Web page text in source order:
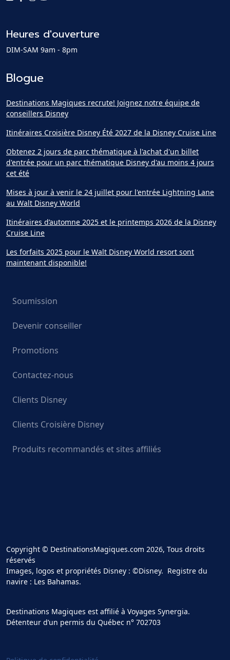
Heures d'ouverture
DIM-SAM 9am - 8pm
Blogue
Destinations Magiques recrute! Joignez notre équipe de
conseillers Disney
Itinéraires Croisière Disney Été 2027 de la Disney Cruise Line
Obtenez 2 jours de parc thématique à l'achat d'un billet
d'entrée pour un parc thématique Disney d'au moins 4 jours
cet été
Mises à jour à venir le 24 juillet pour l'entrée Lightning Lane
au Walt Disney World
Itinéraires d’automne 2025 et le printemps 2026 de la Disney
Cruise Line
Les forfaits 2025 pour le Walt Disney World resort sont
maintenant disponible!
Soumission
Devenir conseiller
Promotions
Contactez-nous
Clients Disney
Clients Croisière Disney
Produits recommandés et sites affiliés
Copyright © DestinationsMagiques.com 2026, Tous droits
réservés
Images, logos et propriétés Disney : ©Disney. Registre du
navire : Les Bahamas.
Destinations Magiques est affilié à Voyages Synergia.
Détenteur d’un permis du Québec n° 702703